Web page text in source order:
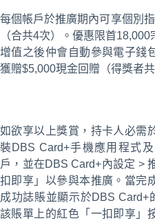
每個帳戶於推廣期內可享個別
（合共4次）。優惠限首
增值之後仲會自動參與電子錢
獲贈$5,000現金回贈（得獎者共
如欲享以上獎賞，持卡人必需
裝DBS Card+手機應用程式
戶，並在DBS Card+內設定 >
扣即享」以參與本推廣。當完
成功誌賬並顯示於DBS Card+
該賬單上的紅色「一扣即享」